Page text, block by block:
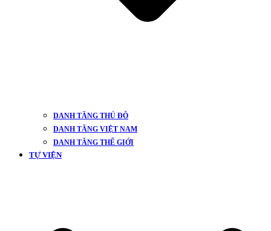
DANH TĂNG THỦ ĐÔ
DANH TĂNG VIỆT NAM
DANH TĂNG THẾ GIỚI
TỰ VIỆN